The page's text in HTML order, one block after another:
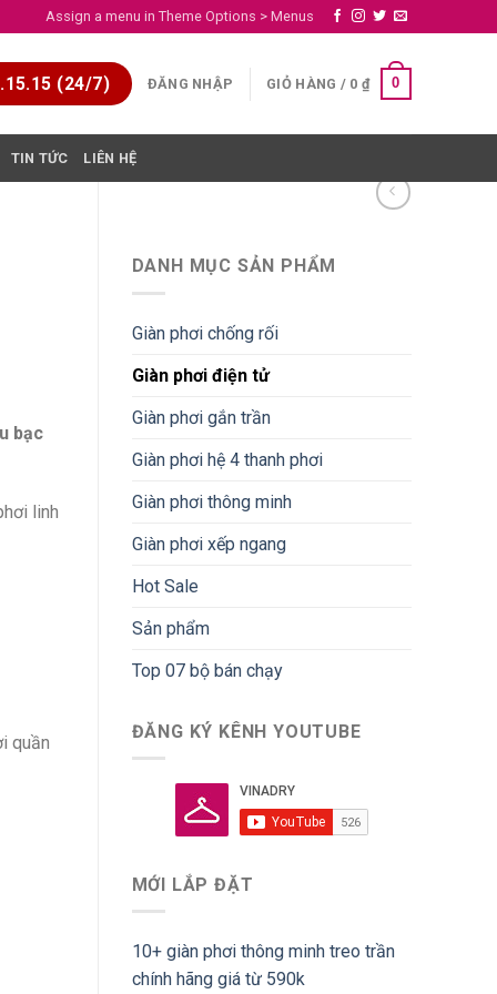
Assign a menu in Theme Options > Menus
(24/7) ĐĂNG NHẬP GIỎ HÀNG / 0 ₫ 0
TIN TỨC LIÊN HỆ
DANH MỤC SẢN PHẨM
Giàn phơi chống rối
Giàn phơi điện tử
Giàn phơi gắn trần
Giàn phơi hệ 4 thanh phơi
Giàn phơi thông minh
Giàn phơi xếp ngang
Hot Sale
Sản phẩm
Top 07 bộ bán chạy
ĐĂNG KÝ KÊNH YOUTUBE
MỚI LẮP ĐẶT
10+ giàn phơi thông minh treo trần
chính hãng giá từ 590k
bạc
linh
quần